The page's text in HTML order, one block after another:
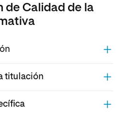
de Calidad de la
titulación